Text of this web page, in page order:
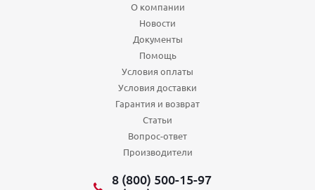
О компании
Новости
Документы
Помощь
Условия оплаты
Условия доставки
Гарантия и возврат
Статьи
Вопрос-ответ
Производители
8 (800) 500-15-97